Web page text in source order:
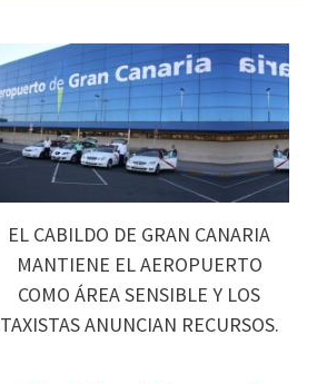
EL CABILDO DE GRAN CANARIA
MANTIENE EL AEROPUERTO
COMO ÁREA SENSIBLE Y LOS
TAXISTAS ANUNCIAN RECURSOS.